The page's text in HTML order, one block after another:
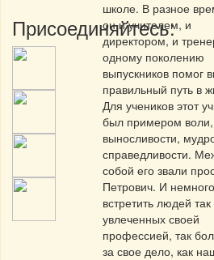
Присоединяйтесь:
школе. В разное
он и учителем, и
директором, и
одному поколению
выпускников помог
правильный путь в
Для учеников этот
был примером воли,
выносливости,
справедливости.
собой его звали
Петрович. И
встретить людей так
увлеченных своей
профессией, так
за свое дело, как